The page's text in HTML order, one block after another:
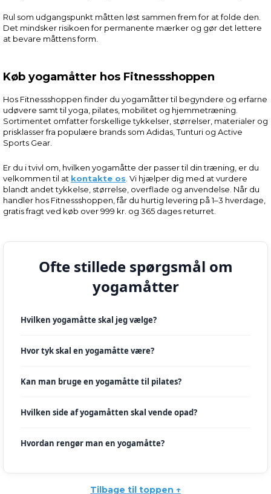
Rul som udgangspunkt måtten løst sammen frem for at folde den.
Det mindsker risikoen for permanente mærker og gør det lettere
at bevare måttens form.
Køb yogamåtter hos Fitnessshoppen
Hos Fitnessshoppen finder du yogamåtter til begyndere og erfarne
udøvere samt til yoga, pilates, mobilitet og hjemmetræning.
Sortimentet omfatter forskellige tykkelser, størrelser, materialer og
prisklasser fra populære brands som Adidas, Tunturi og Active
Sports Gear.
Er du i tvivl om, hvilken yogamåtte der passer til din træning, er du
velkommen til at kontakte os . Vi hjælper dig med at vurdere
blandt andet tykkelse, størrelse, overflade og anvendelse. Når du
handler hos Fitnessshoppen, får du hurtig levering på 1–3 hverdage,
gratis fragt ved køb over 999 kr. og 365 dages returret.
Ofte stillede spørgsmål om
yogamåtter
Hvilken yogamåtte skal jeg vælge?
Hvor tyk skal en yogamåtte være?
Kan man bruge en yogamåtte til pilates?
Hvilken side af yogamåtten skal vende opad?
Hvordan rengør man en yogamåtte?
Tilbage til toppen ↑